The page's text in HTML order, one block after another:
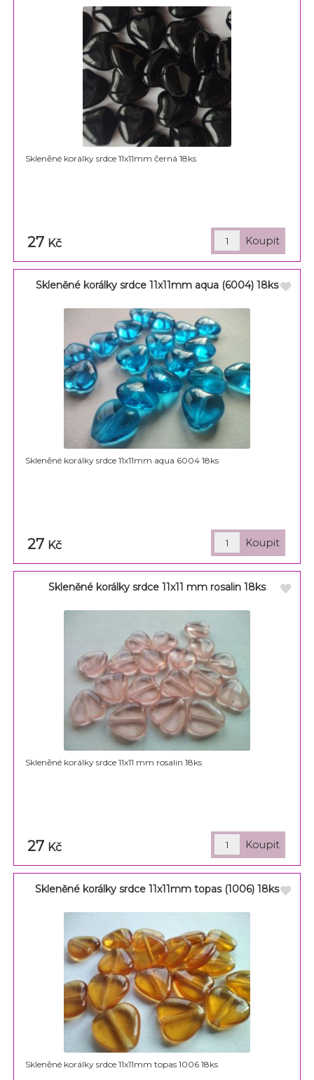
Skleněné korálky srdce 11x11mm černá 18ks
27 Kč
Skleněné korálky srdce 11x11mm aqua (6004) 18ks
Skleněné korálky srdce 11x11mm aqua 6004 18ks
27 Kč
Skleněné korálky srdce 11x11 mm rosalin 18ks
Skleněné korálky srdce 11x11 mm rosalin 18ks
27 Kč
Skleněné korálky srdce 11x11mm topas (1006) 18ks
Skleněné korálky srdce 11x11mm topas 1006 18ks